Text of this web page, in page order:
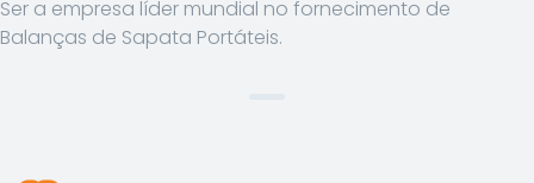
Ser a empresa líder mundial no fornecimento de
Balanças de Sapata Portáteis.